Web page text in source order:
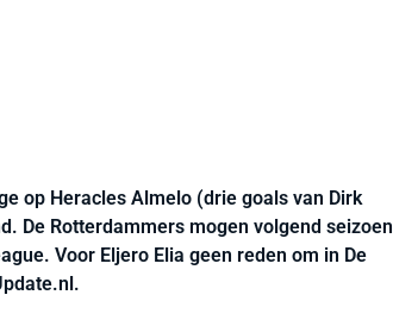
op Heracles Almelo (drie goals van Dirk
De Rotterdammers mogen volgend seizoen
Voor Eljero Elia geen reden om in De